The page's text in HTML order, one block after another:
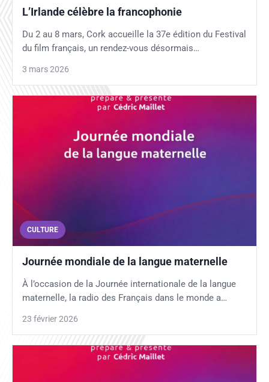
L’Irlande célèbre la francophonie
Du 2 au 8 mars, Cork accueille la 37e édition du Festival
du film français, un rendez-vous désormais…
3 mars 2026
CULTURE
Journée mondiale de la langue maternelle
À l’occasion de la Journée internationale de la langue
maternelle, la radio des Français dans le monde a…
23 février 2026